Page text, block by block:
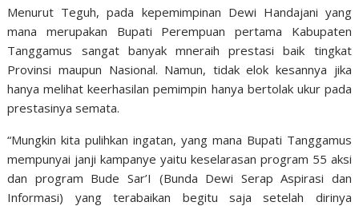
Menurut Teguh, pada kepemimpinan Dewi Handajani yang
mana merupakan Bupati Perempuan pertama Kabupaten
Tanggamus sangat banyak mneraih prestasi baik tingkat
Provinsi maupun Nasional. Namun, tidak elok kesannya jika
hanya melihat keerhasilan pemimpin hanya bertolak ukur pada
prestasinya semata.
“Mungkin kita pulihkan ingatan, yang mana Bupati Tanggamus
mempunyai janji kampanye yaitu keselarasan program 55 aksi
dan program Bude Sar’I (Bunda Dewi Serap Aspirasi dan
Informasi) yang terabaikan begitu saja setelah dirinya